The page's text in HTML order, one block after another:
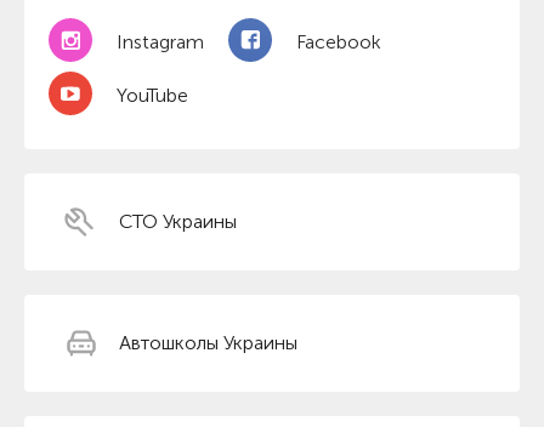
Instagram Facebook
YouTube
СТО Украины
Автошколы Украины